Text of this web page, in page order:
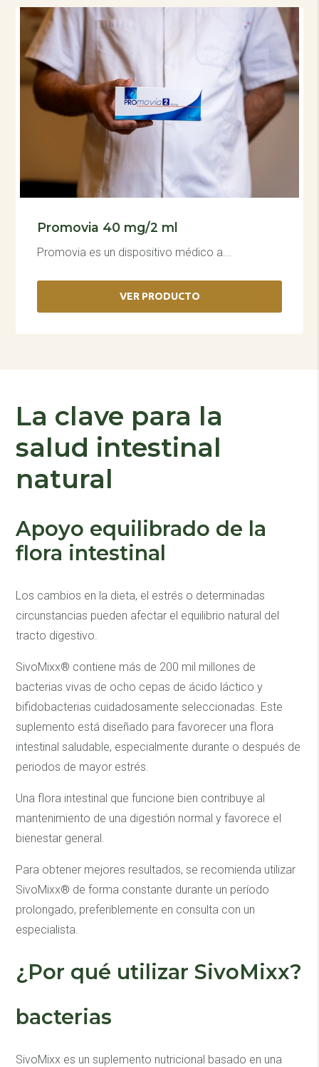
Promovia 40 mg/2 ml
Promovia es un dispositivo médico a...
VER PRODUCTO
La clave para la
salud intestinal
natural
Apoyo equilibrado de la
flora intestinal
Los cambios en la dieta, el estrés o determinadas
circunstancias pueden afectar el equilibrio natural del
tracto digestivo.
SivoMixx® contiene más de 200 mil millones de
bacterias vivas de ocho cepas de ácido láctico y
bifidobacterias cuidadosamente seleccionadas. Este
suplemento está diseñado para favorecer una flora
intestinal saludable, especialmente durante o después de
periodos de mayor estrés.
Una flora intestinal que funcione bien contribuye al
mantenimiento de una digestión normal y favorece el
bienestar general.
Para obtener mejores resultados, se recomienda utilizar
SivoMixx® de forma constante durante un período
prolongado, preferiblemente en consulta con un
especialista.
¿Por qué utilizar SivoMixx?
bacterias
SivoMixx es un suplemento nutricional basado en una